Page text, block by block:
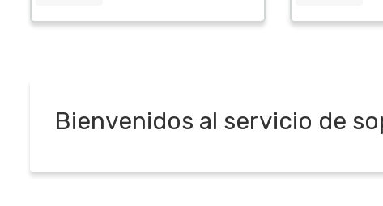
Bienvenidos al servicio de